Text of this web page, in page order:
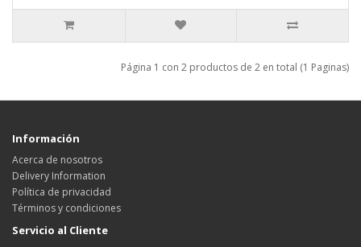
Página 1 con 2 productos de 2 en total (1 Paginas)
Información
Acerca de nosotros
Delivery Information
Política de privacidad
Términos y condiciones
Servicio al Cliente